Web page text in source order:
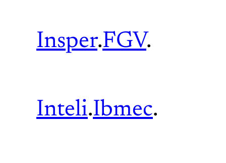
Insper.FGV.
Inteli.Ibmec.